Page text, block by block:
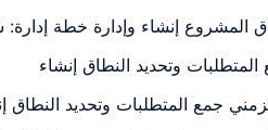
المشروع إنشاء وإدارة خطة
جمع المتطلبات وتحديد